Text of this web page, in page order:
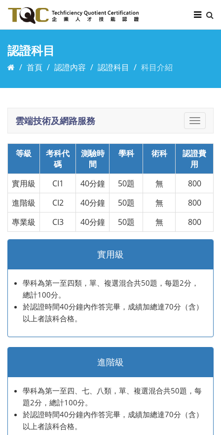
認證科目
首頁 認證內容 認證科目 科目介紹
Toggle
雲端技術及網路服務
等級
考科代
碼
測驗時
間
學科 術科
認證費
用
實用級
CI1 40分鐘 50題 無
800
進階級
CI2 40分鐘 50題 無
800
專業級
CI3 40分鐘 50題 無 800
實用級
學科為第一至四類，單、複選混合共50題，每題2分，
總計100分。
於認證時間40分鐘內作答完畢，成績加總達70分（含）
以上者該科合格。
進階級
學科為第一至四、七、八類，單、複選混合共50題，每
題2分，總計100分。
於認證時間40分鐘內作答完畢，成績加總達70分（含）
以上者該科合格。